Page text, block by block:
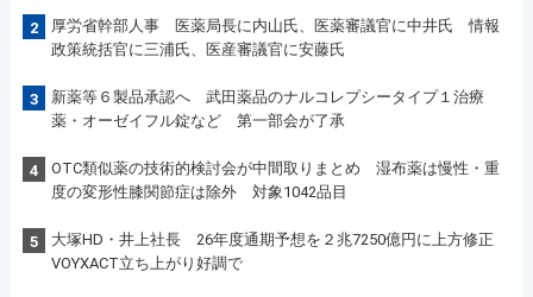
2
厚労省幹部人事 医薬局長に内山氏、医薬審議官に中井氏 情報
政策統括官に三浦氏、医産審議官に安藤氏
3
新薬等６製品承認へ 武田薬品のナルコレプシータイプ１治療
薬・オーゼイフル錠など 第一部会が了承
4
OTC類似薬の技術的検討会が中間取りまとめ 湿布薬は慢性・重
度の変形性膝関節症は除外 対象1042品目
5
大塚HD・井上社長 26年度通期予想を２兆7250億円に上方修正
VOYXACT立ち上がり好調で